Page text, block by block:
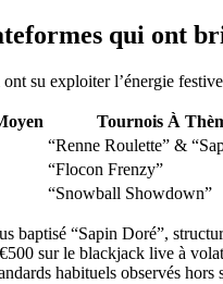
qui ont
su exploiter l’énergie
Tournois À
“Renne Roulette” &
“Flocon Frenzy”
“Snowball Showdown”
baptisé “Sapin Doré”,
sur le blackjack live à
habituels observés hors